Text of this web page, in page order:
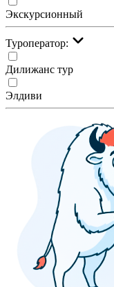
Экскурсионный
Туроператор:
Дилижанс тур
Элдиви